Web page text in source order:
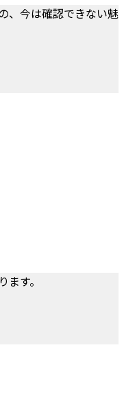
、今は確認できない魅
す。